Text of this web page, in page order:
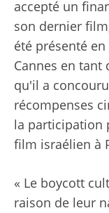
accepté un
son dernier
été présenté
Cannes en
qu'il a
récompenses
la participation
film israélien à
« Le boycott
raison de leur